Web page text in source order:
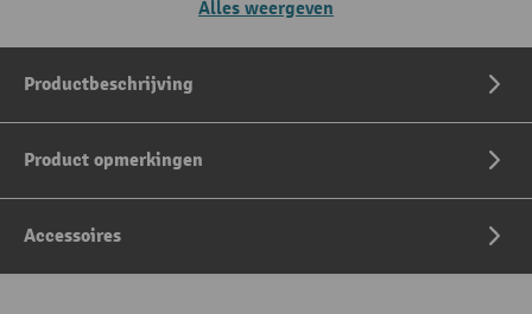
Alles weergeven
Productbeschrijving
Product opmerkingen
Accessoires